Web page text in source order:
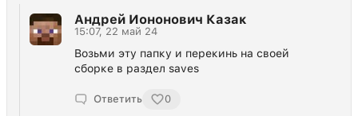
Андрей Иононович Казак
15:07, 22 май 24
Возьми эту папку и перекинь на своей
сборке в раздел saves
Ответить 0